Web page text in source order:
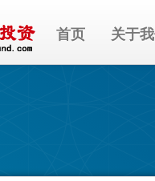
首页 关于